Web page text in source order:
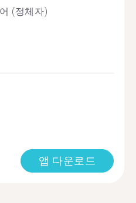
(정체자)
앱 다운로드